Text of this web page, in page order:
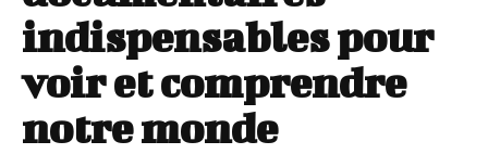
indispensables pour
voir et comprendre
notre monde